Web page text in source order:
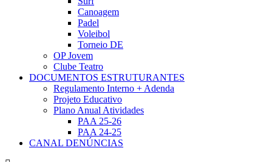
Canoagem
Padel
Voleibol
Torneio DE
OP Jovem
Clube Teatro
DOCUMENTOS ESTRUTURANTES
Regulamento Interno + Adenda
Projeto Educativo
Plano Anual Atividades
PAA 25-26
PAA 24-25
CANAL DENÚNCIAS